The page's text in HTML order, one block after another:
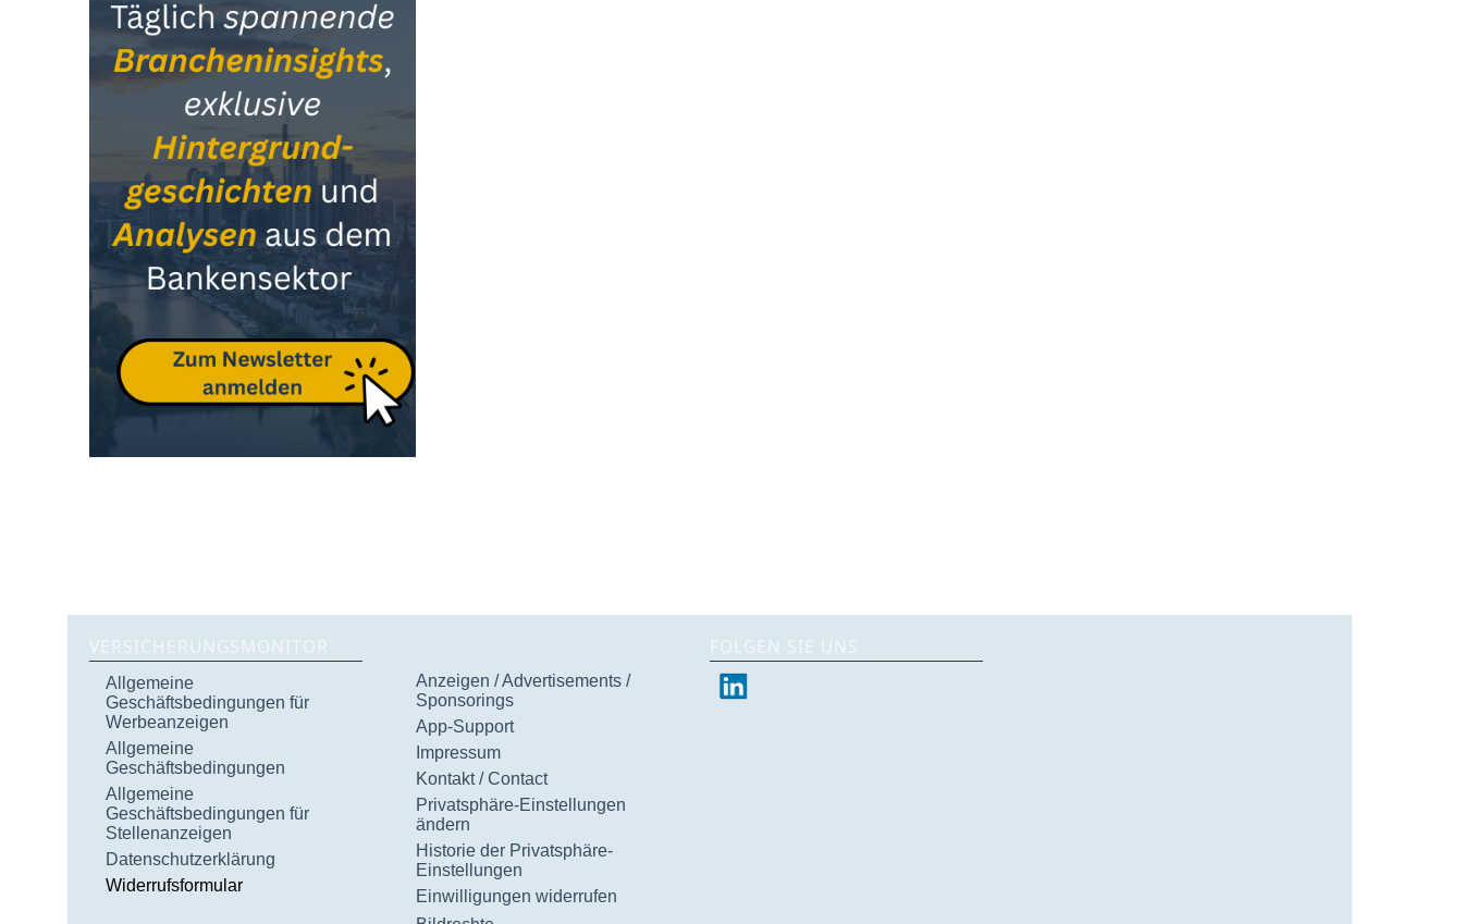
VERSICHERUNGSMONITOR
Allgemeine
Geschäftsbedingungen für
Werbeanzeigen
Allgemeine
Geschäftsbedingungen
Allgemeine
Geschäftsbedingungen für
Stellenanzeigen
Datenschutzerklärung
Widerrufsformular
Anzeigen / Advertisements /
Sponsorings
App-Support
Impressum
Kontakt / Contact
Privatsphäre-Einstellungen
ändern
Historie der Privatsphäre-
Einstellungen
Einwilligungen widerrufen
FOLGEN SIE UNS